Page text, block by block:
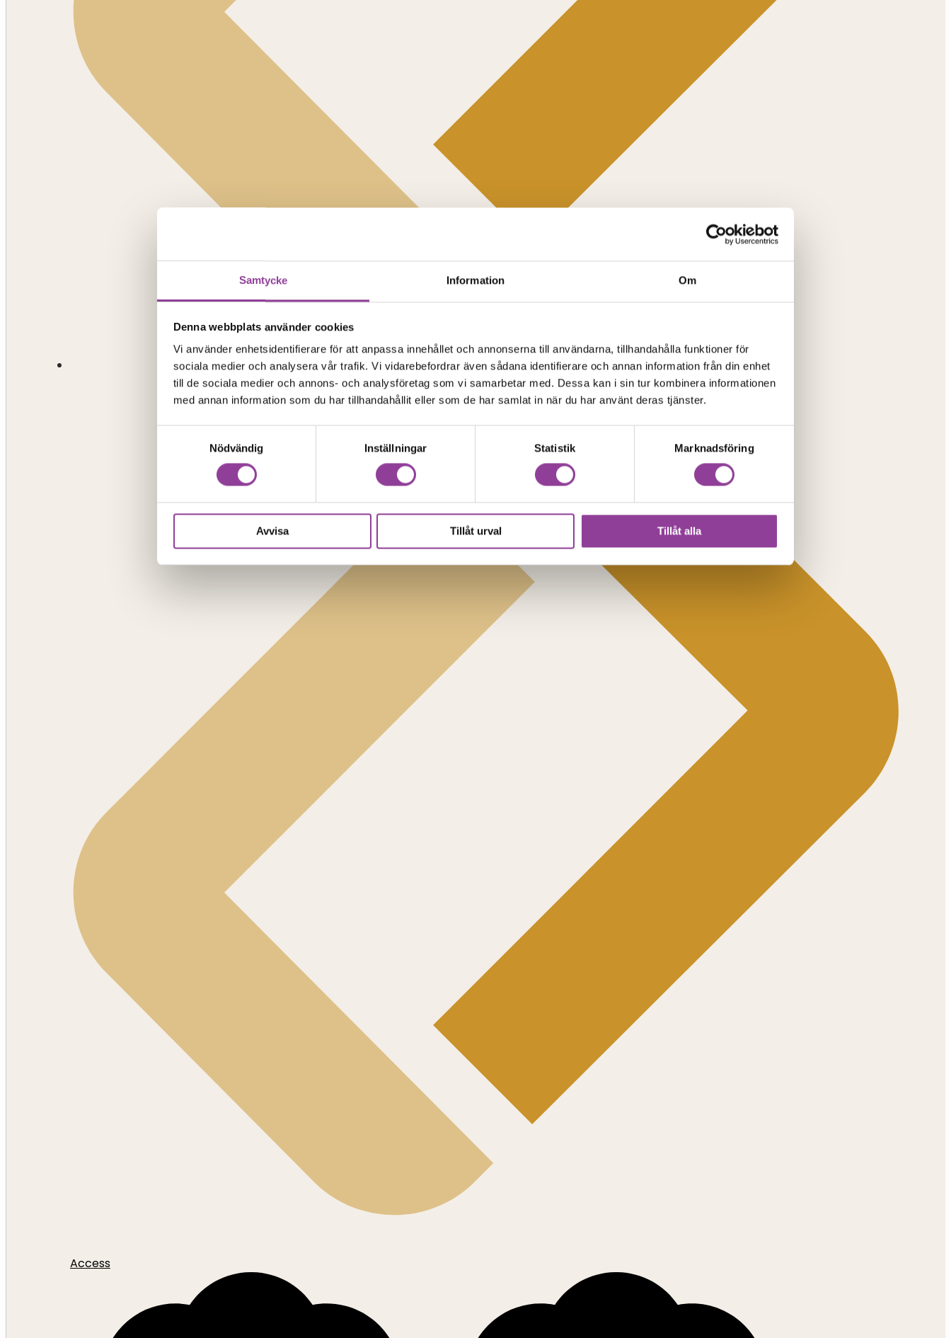
Samtycke Information Om
Denna webbplats använder cookies
Vi använder enhetsidentifierare för att anpassa innehållet och annonserna till användarna, tillhandahålla funktioner för
sociala medier och analysera vår trafik. Vi vidarebefordrar även sådana identifierare och annan information från din enhet
till de sociala medier och annons- och analysföretag som vi samarbetar med. Dessa kan i sin tur kombinera informationen
med annan information som du har tillhandahållit eller som de har samlat in när du har använt deras tjänster.
Nödvändig
Inställningar Statistik Marknadsföring
Avvisa Tillåt urval Tillåt alla
Access